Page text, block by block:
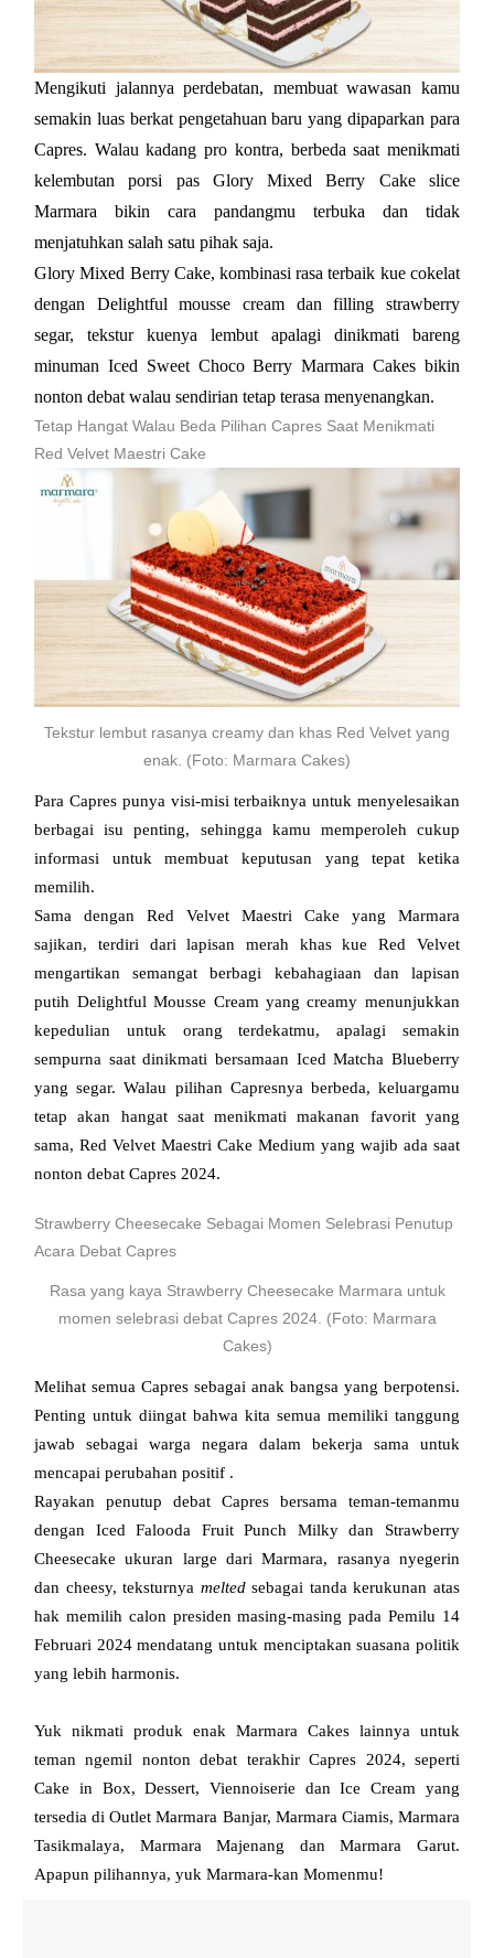
Mengikuti jalannya perdebatan, membuat wawasan kamu
semakin luas berkat pengetahuan baru yang dipaparkan para
Capres. Walau kadang pro kontra, berbeda saat menikmati
kelembutan porsi pas Glory Mixed Berry Cake slice
Marmara bikin cara pandangmu terbuka dan tidak
menjatuhkan salah satu pihak saja.
Glory Mixed Berry Cake, kombinasi rasa terbaik kue cokelat
dengan Delightful mousse cream dan filling strawberry
segar, tekstur kuenya lembut apalagi dinikmati bareng
minuman Iced Sweet Choco Berry Marmara Cakes bikin
nonton debat walau sendirian tetap terasa menyenangkan.
Tetap Hangat Walau Beda Pilihan Capres Saat Menikmati
Red Velvet Maestri Cake
Tekstur lembut rasanya creamy dan khas Red Velvet yang
enak. (Foto: Marmara Cakes)
Para Capres punya visi-misi terbaiknya untuk menyelesaikan
berbagai isu penting, sehingga kamu memperoleh cukup
informasi untuk membuat keputusan yang tepat ketika
memilih.
Sama dengan Red Velvet Maestri Cake yang Marmara
sajikan, terdiri dari lapisan merah khas kue Red Velvet
mengartikan semangat berbagi kebahagiaan dan lapisan
putih Delightful Mousse Cream yang creamy menunjukkan
kepedulian untuk orang terdekatmu, apalagi semakin
sempurna saat dinikmati bersamaan Iced Matcha Blueberry
yang segar. Walau pilihan Capresnya berbeda, keluargamu
tetap akan hangat saat menikmati makanan favorit yang
sama, Red Velvet Maestri Cake Medium yang wajib ada saat
nonton debat Capres 2024.
Strawberry Cheesecake Sebagai Momen Selebrasi Penutup
Acara Debat Capres
Rasa yang kaya Strawberry Cheesecake Marmara untuk
momen selebrasi debat Capres 2024. (Foto: Marmara
Cakes)
Melihat semua Capres sebagai anak bangsa yang berpotensi.
Penting untuk diingat bahwa kita semua memiliki tanggung
jawab sebagai warga negara dalam bekerja sama untuk
mencapai perubahan positif .
Rayakan penutup debat Capres bersama teman-temanmu
dengan Iced Falooda Fruit Punch Milky dan Strawberry
Cheesecake ukuran large dari Marmara, rasanya nyegerin
dan cheesy, teksturnya melted sebagai tanda kerukunan atas
hak memilih calon presiden masing-masing pada Pemilu 14
Februari 2024 mendatang untuk menciptakan suasana politik
yang lebih harmonis.
Yuk nikmati produk enak Marmara Cakes lainnya untuk
teman ngemil nonton debat terakhir Capres 2024, seperti
Cake in Box, Dessert, Viennoiserie dan Ice Cream yang
tersedia di Outlet Marmara Banjar, Marmara Ciamis, Marmara
Tasikmalaya, Marmara Majenang dan Marmara Garut.
Apapun pilihannya, yuk Marmara-kan Momenmu!